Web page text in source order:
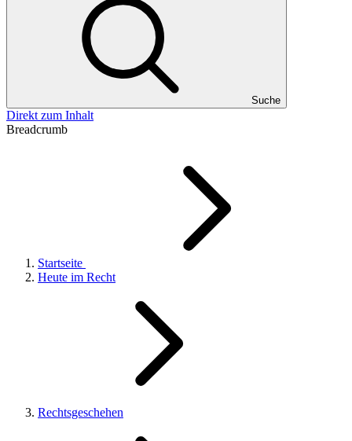
Suche
Direkt zum Inhalt
Breadcrumb
Startseite
Heute im Recht
Rechtsgeschehen